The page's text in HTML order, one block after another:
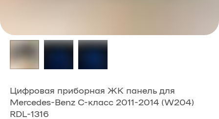
Цифровая приборная ЖК панель для
Mercedes-Benz C-класс 2011-2014 (W204)
RDL-1316